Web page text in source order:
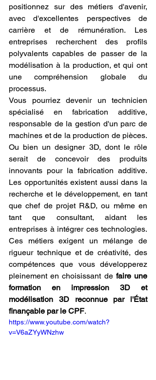
positionnez sur des métiers d'avenir,
avec d'excellentes perspectives de
carrière et de rémunération. Les
entreprises recherchent des profils
polyvalents capables de passer de la
modélisation à la production, et qui ont
une compréhension globale du
processus.
Vous pourriez devenir un technicien
spécialisé en fabrication additive,
responsable de la gestion d'un parc de
machines et de la production de pièces.
Ou bien un designer 3D, dont le rôle
serait de concevoir des produits
innovants pour la fabrication additive.
Les opportunités existent aussi dans la
recherche et le développement, en tant
que chef de projet R&D, ou même en
tant que consultant, aidant les
entreprises à intégrer ces technologies.
Ces métiers exigent un mélange de
rigueur technique et de créativité, des
compétences que vous développerez
pleinement en choisissant de faire une
formation en impression 3D et
modélisation 3D reconnue par l'État
finançable par le CPF.
https://www.youtube.com/watch?
v=V6aZYyWNzhw